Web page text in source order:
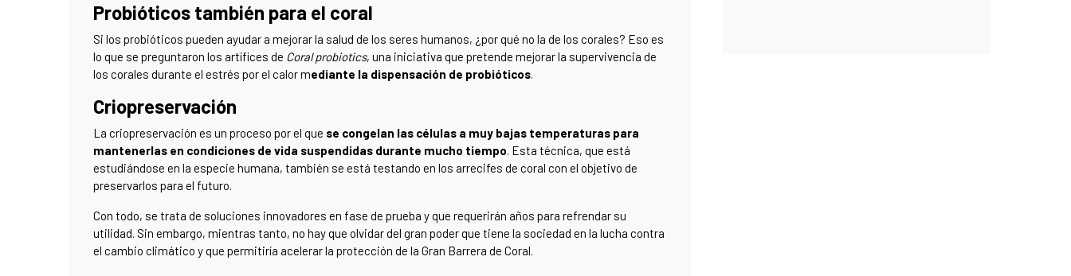
Probióticos también para el coral
Si los probióticos pueden ayudar a mejorar la salud de los seres humanos, ¿por qué no la de los corales? Eso es
lo que se preguntaron los artífices de Coral probiotics, una iniciativa que pretende mejorar la supervivencia de
los corales durante el estrés por el calor mediante la dispensación de probióticos.
Criopreservación
La criopreservación es un proceso por el que se congelan las células a muy bajas temperaturas para
mantenerlas en condiciones de vida suspendidas durante mucho tiempo. Esta técnica, que está
estudiándose en la especie humana, también se está testando en los arrecifes de coral con el objetivo de
preservarlos para el futuro.
Con todo, se trata de soluciones innovadores en fase de prueba y que requerirán años para refrendar su
utilidad. Sin embargo, mientras tanto, no hay que olvidar del gran poder que tiene la sociedad en la lucha contra
el cambio climático y que permitiría acelerar la protección de la Gran Barrera de Coral.